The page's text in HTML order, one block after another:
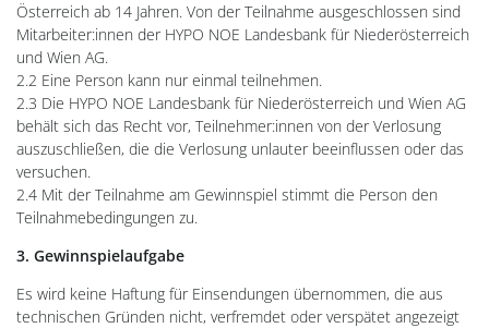
Österreich ab 14 Jahren. Von der Teilnahme ausgeschlossen sind
Mitarbeiter:innen der HYPO NOE Landesbank für Niederösterreich
und Wien AG.
2.2 Eine Person kann nur einmal teilnehmen.
2.3 Die HYPO NOE Landesbank für Niederösterreich und Wien AG
behält sich das Recht vor, Teilnehmer:innen von der Verlosung
auszuschließen, die die Verlosung unlauter beeinflussen oder das
versuchen.
2.4 Mit der Teilnahme am Gewinnspiel stimmt die Person den
Teilnahmebedingungen zu.
3. Gewinnspielaufgabe
Es wird keine Haftung für Einsendungen übernommen, die aus
technischen Gründen nicht, verfremdet oder verspätet angezeigt